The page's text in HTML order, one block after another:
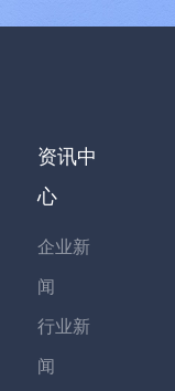
资讯中
心
企业新
闻
行业新
闻